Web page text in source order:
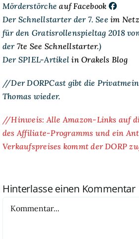
Mörderstörcheauf Facebook
Der Schnellstarter der 7. Seeim Netz
für den Gratisrollenspieltag 2018
der 7te See Schnellstarter.)
Der SPIEL-Artikelin Orakels Blog
//Der DORPCast gibt die
Thomas wieder.
//Hinweis: Alle Amazon-Links auf
des Affiliate-Programms und ein
Verkaufspreises kommt der DORP
Hinterlasse einen Kommentar
Kommentar